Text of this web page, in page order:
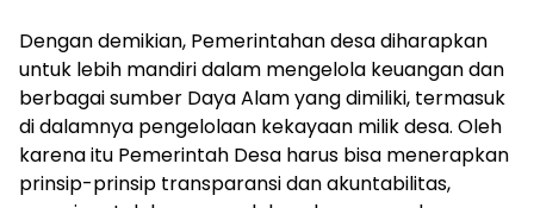
Dengan demikian, Pemerintahan desa diharapkan
untuk lebih mandiri dalam mengelola keuangan dan
berbagai sumber Daya Alam yang dimiliki, termasuk
di dalamnya pengelolaan kekayaan milik desa. Oleh
karena itu Pemerintah Desa harus bisa menerapkan
prinsip-prinsip transparansi dan akuntabilitas,